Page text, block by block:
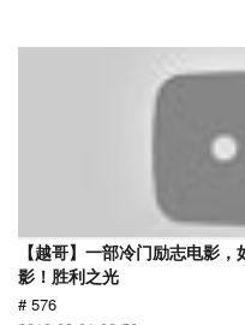
【越哥】一部冷门励志电影
影！胜利之光
# 576